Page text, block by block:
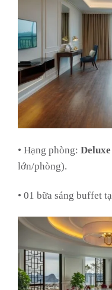
• Hạng phòng:
lớn/phòng).
• 01 bữa sáng buffet